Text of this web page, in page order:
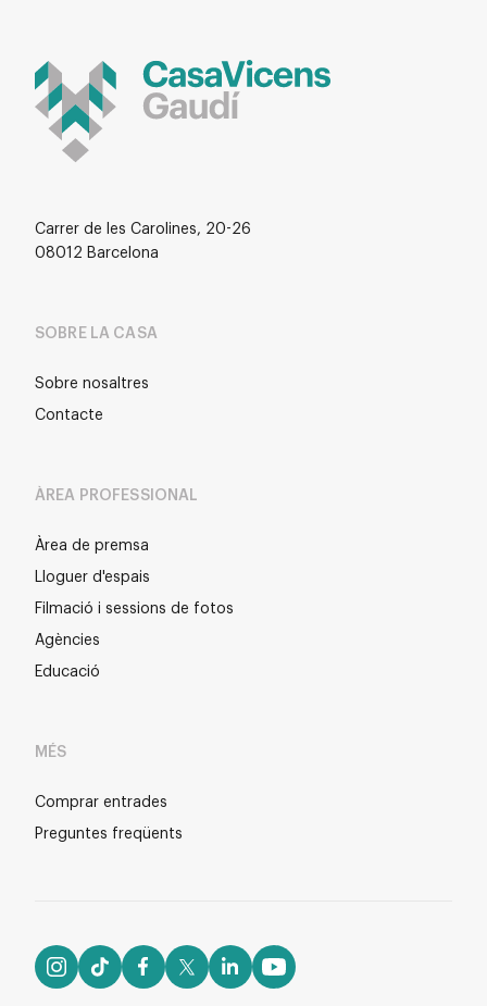
Carrer de les Carolines, 20-26
08012 Barcelona
SOBRE LA CASA
Sobre nosaltres
Contacte
ÀREA PROFESSIONAL
Àrea de premsa
Lloguer d'espais
Filmació i sessions de fotos
Agències
Educació
MÉS
Comprar entrades
Preguntes freqüents